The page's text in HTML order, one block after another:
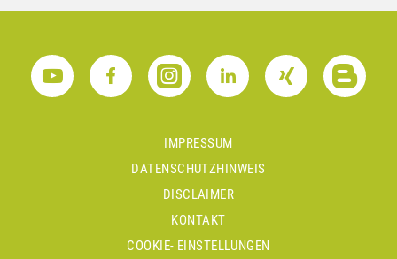
IMPRESSUM
DATENSCHUTZHINWEIS
DISCLAIMER
KONTAKT
COOKIE- EINSTELLUNGEN